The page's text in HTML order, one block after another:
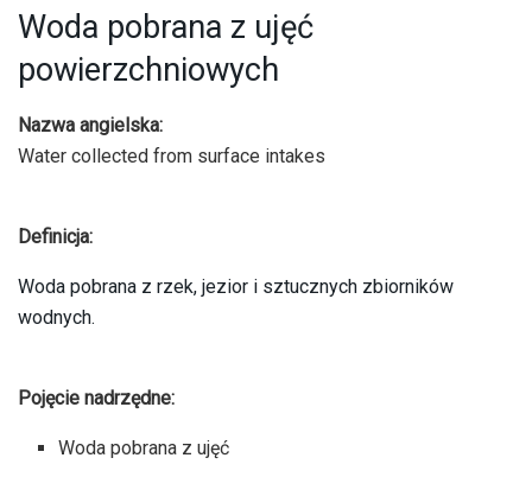
Woda pobrana z ujęć
powierzchniowych
Nazwa angielska:
Water collected from surface intakes
Definicja:
Woda pobrana z rzek, jezior i sztucznych zbiorników
wodnych.
Pojęcie nadrzędne:
Woda pobrana z ujęć